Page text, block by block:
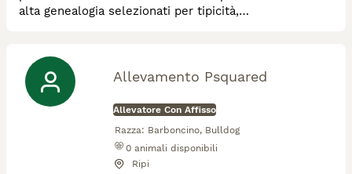
alta genealogia selezionati per tipicità,
Allevamento Psquared
Allevatore Con Affisso
Razza: Barboncino, Bulldog
0 animali disponibili
Ripi